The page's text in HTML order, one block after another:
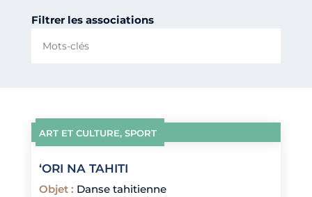
Filtrer les associations
ART ET CULTURE, SPORT
‘ORI NA TAHITI
Objet : Danse tahitienne